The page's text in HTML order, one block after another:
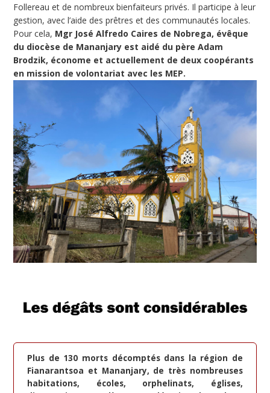
Follereau et de nombreux bienfaiteurs privés. Il participe à leur
gestion, avec l’aide des prêtres et des communautés locales.
Pour cela, Mgr José Alfredo Caires de Nobrega, évêque
du diocèse de Mananjary est aidé du père Adam
Brodzik, économe et actuellement de deux coopérants
en mission de volontariat avec les MEP.
Plus de 130 morts décomptés dans la région de
Fianarantsoa et Mananjary, de très nombreuses
habitations, écoles, orphelinats, églises,